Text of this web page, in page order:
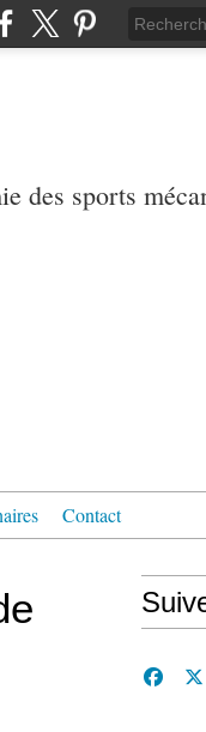
des sports
Contact